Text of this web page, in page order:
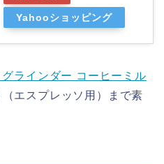
Yahooショッピング
ラインダー コーヒーミル
エスプレッソ用）まで素